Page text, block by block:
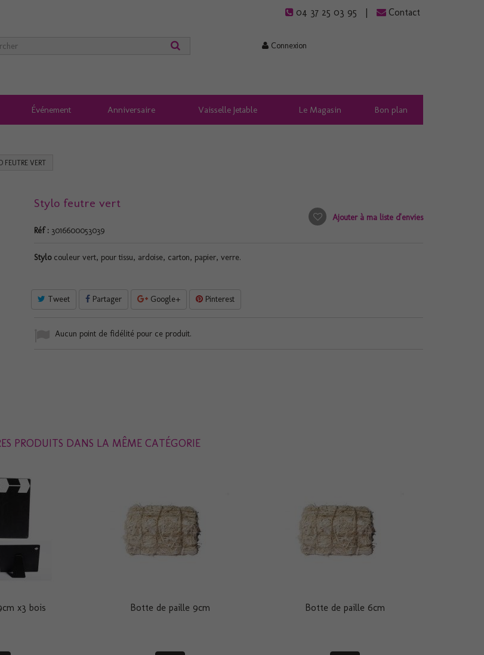
04 37 25 03 95 Contact
Connexion
Événement Anniversaire Vaisselle Jetable Le Magasin Bon plan
FEUTRE VERT
Stylo feutre vert
Réf : 3016600053039
Ajouter à ma liste d'envies
Stylocouleur vert, pour tissu, ardoise, carton, papier, verre.
Tweet Partager Google+ Pinterest
Aucun point de fidélité pour ce produit.
PRODUITS DANS LA MÊME CATÉGORIE
x3 bois Botte de paille 9cm Botte de paille 6cm